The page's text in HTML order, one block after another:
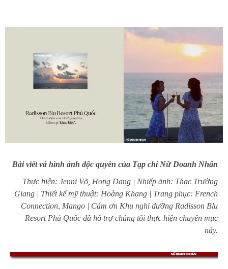
Bài viết và hình ảnh độc quyền của Tạp chí Nữ Doanh Nhân
Thực hiện: Jenni Võ, Hong Dang | Nhiếp ảnh: Thạc Trường
Giang | Thiết kế mỹ thuật: Hoàng Khang | Trang phục: French
Connection, Mango | Cám ơn Khu nghỉ dưỡng Radisson Blu
Resort Phú Quốc đã hỗ trợ chúng tôi thực hiện chuyên mục
này.